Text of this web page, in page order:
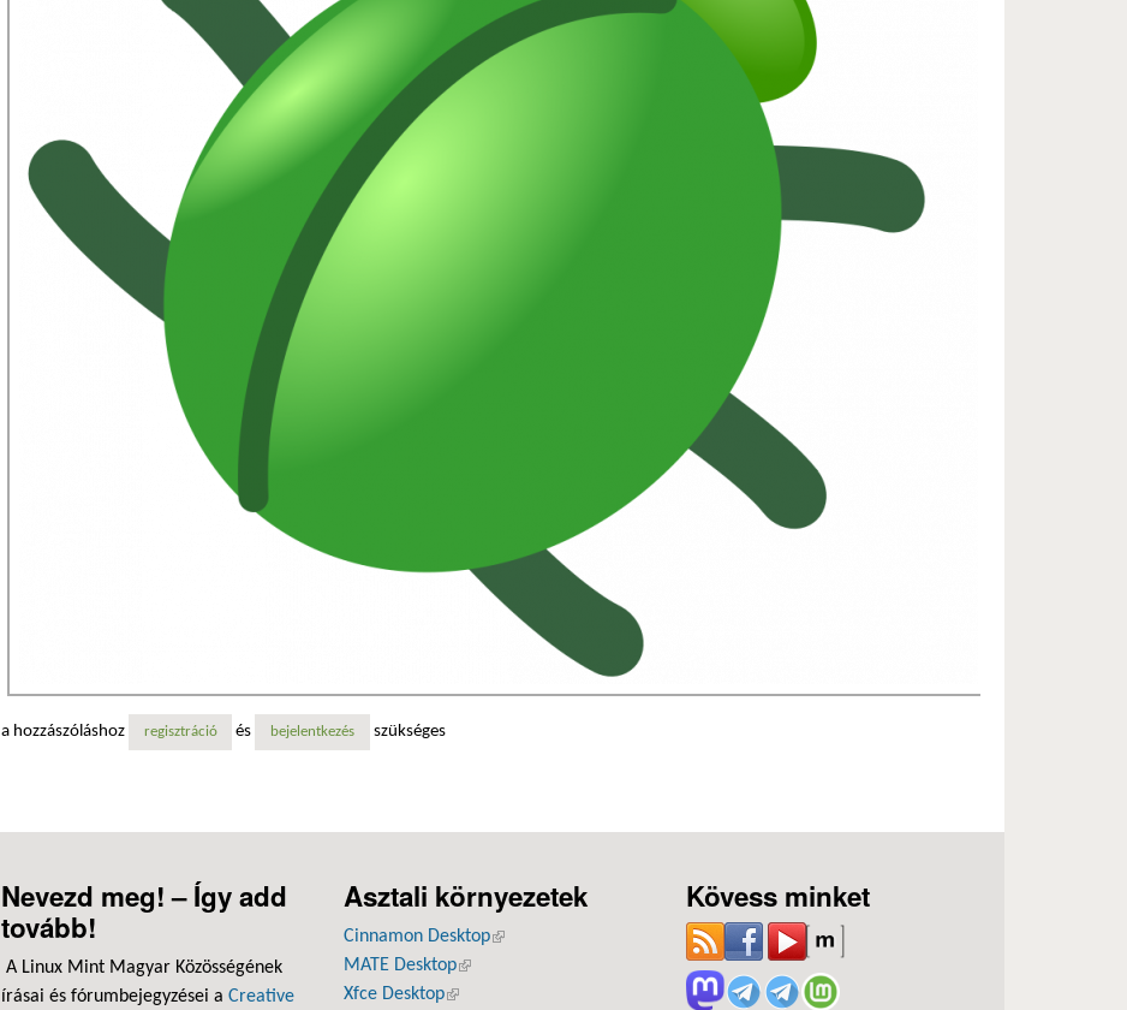
a hozzászóláshoz regisztráció és bejelentkezés szükséges
Nevezd meg! – Így add
tovább!
A Linux Mint Magyar Közösségének
írásai és fórumbejegyzései a Creative
Asztali környezetek
Cinnamon Desktop(külső hivatkozás)
MATE Desktop(külső hivatkozás)
Xfce Desktop(külső hivatkozás)
Kövess minket